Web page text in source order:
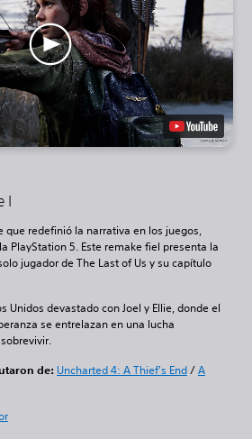
I
que redefinió la narrativa en los juegos,
PlayStation 5. Este remake fiel presenta la
jugador de The Last of Us y su capítulo
Unidos devastado con Joel y Ellie, donde el
se entrelazan en una lucha
de: Uncharted 4: A Thief's End/A